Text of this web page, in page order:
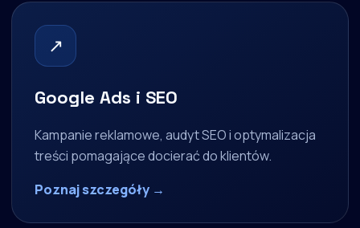
↗
Google Ads i SEO
Kampanie reklamowe, audyt SEO i optymalizacja
treści pomagające docierać do klientów.
Poznaj szczegóły →